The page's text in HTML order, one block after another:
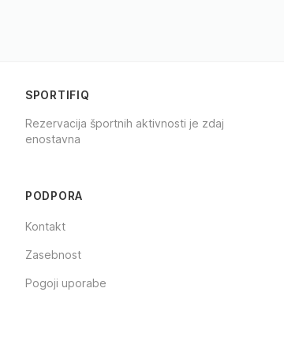
SPORTIFIQ
Rezervacija športnih aktivnosti je zdaj
enostavna
PODPORA
Kontakt
Zasebnost
Pogoji uporabe